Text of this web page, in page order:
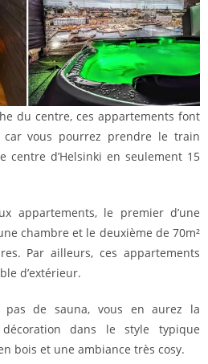
du centre, ces appartements font
vous pourrez prendre le train
d’Helsinki en seulement 15
appartements, le premier d’une
chambre et le deuxième de 70m²
Par ailleurs, ces appartements
d’extérieur.
pas de sauna, vous en aurez la
dans le style typique
bois et une ambiance très cosy.